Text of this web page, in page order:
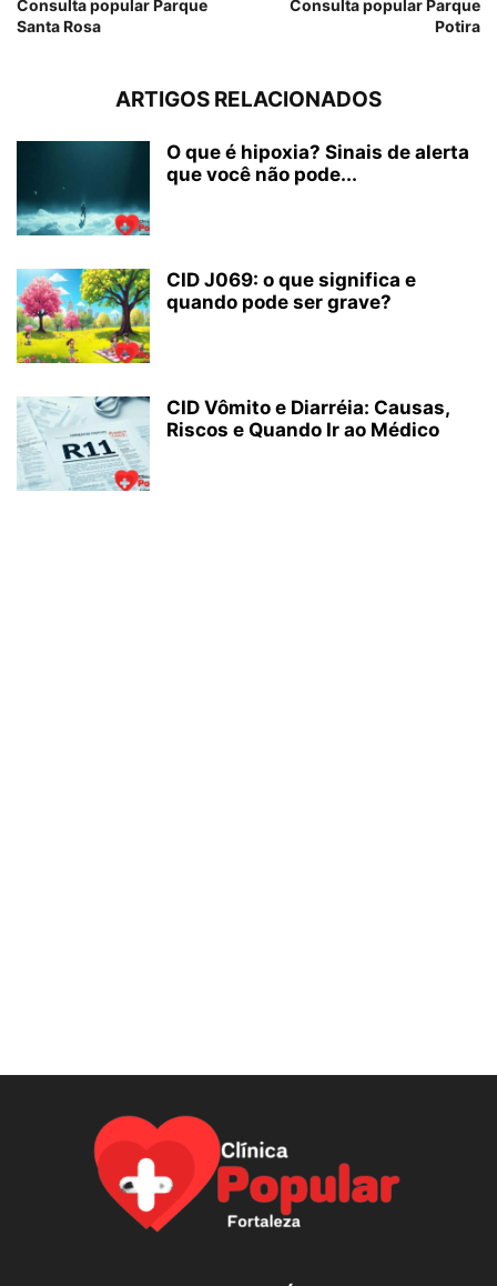
Consulta popular Parque
Santa Rosa
Consulta popular Parque
Potira
ARTIGOS RELACIONADOS
O que é hipoxia? Sinais de alerta
que você não pode...
CID J069: o que significa e
quando pode ser grave?
CID Vômito e Diarréia: Causas,
Riscos e Quando Ir ao Médico